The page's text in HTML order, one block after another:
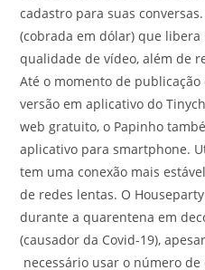
cadastro para suas
(cobrada em dólar) que
qualidade de vídeo, além de
Até o momento de
versão em aplicativo do
web gratuito, o Papinho
aplicativo para smartphone.
tem uma conexão mais
de redes lentas. O
durante a quarentena em
(causador da Covid-19),
necessário usar o número